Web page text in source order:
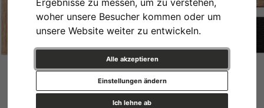
woher unsere Besucher kommen oder um
unsere Website weiter zu entwickeln.
Alle akzeptieren
Ich lehne ab
Einstellungen ändern
Holz-Bilderrahmen Dream
(MDF)